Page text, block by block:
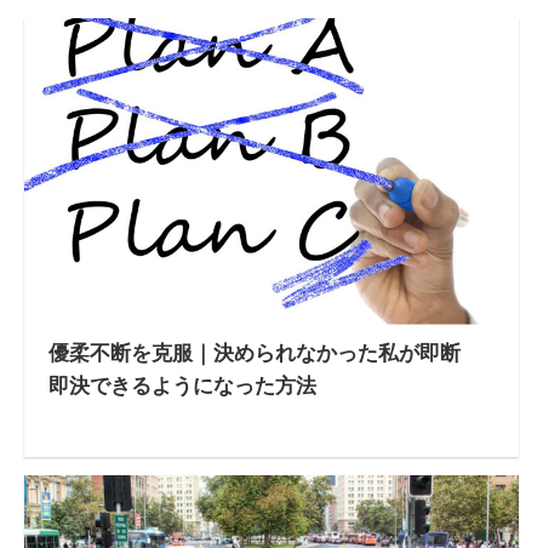
優柔不断を克服｜決められなかった私が即断
即決できるようになった方法